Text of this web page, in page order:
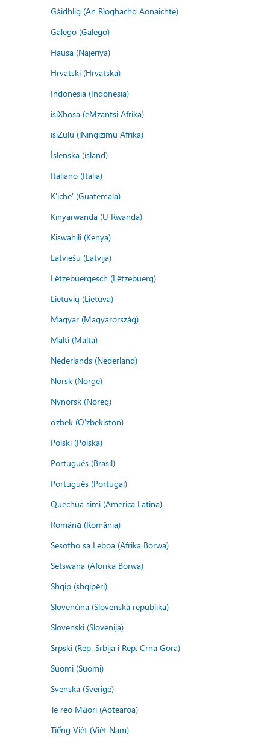
Gàidhlig (An Rìoghachd Aonaichte)
Galego (Galego)
Hausa (Najeriya)
Hrvatski (Hrvatska)
Indonesia (Indonesia)
isiXhosa (eMzantsi Afrika)
isiZulu (iNingizimu Afrika)
Íslenska (ísland)
Italiano (Italia)
K'iche' (Guatemala)
Kinyarwanda (U Rwanda)
Kiswahili (Kenya)
Latviešu (Latvija)
Lëtzebuergesch (Lëtzebuerg)
Lietuvių (Lietuva)
Magyar (Magyarország)
Malti (Malta)
Nederlands (Nederland)
Norsk (Norge)
Nynorsk (Noreg)
o'zbek (O'zbekiston)
Polski (Polska)
Português (Brasil)
Português (Portugal)
Quechua simi (America Latina)
Română (România)
Sesotho sa Leboa (Afrika Borwa)
Setswana (Aforika Borwa)
Shqip (shqipëri)
Slovenčina (Slovenská republika)
Slovenski (Slovenija)
Srpski (Rep. Srbija i Rep. Crna Gora)
Suomi (Suomi)
Svenska (Sverige)
Te reo Māori (Aotearoa)
Tiếng Việt (Việt Nam)